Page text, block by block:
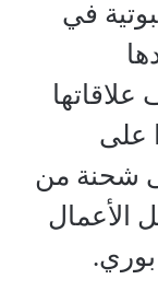
في
على
شحنة من
الأعمال
بوري.